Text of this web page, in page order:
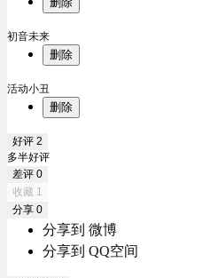
初音未来
删除
活动小丑
删除
好评 2
多半好评
差评 0
收藏 1
分享 0
分享到 微博
分享到 QQ空间